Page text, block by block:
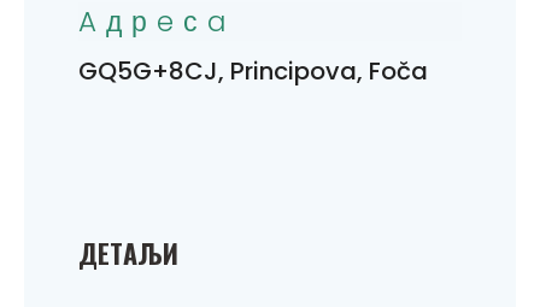
ДEТAЉИ
Aдрeсa
GQ5G+8CJ, Principova, Foča